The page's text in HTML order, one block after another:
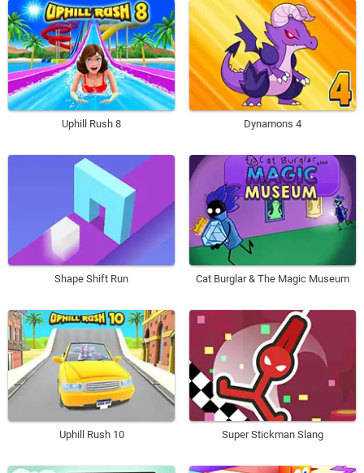
Uphill Rush 8 Dynamons 4
Shape Shift Run Cat Burglar & The Magic Museum
Uphill Rush 10 Super Stickman Slang